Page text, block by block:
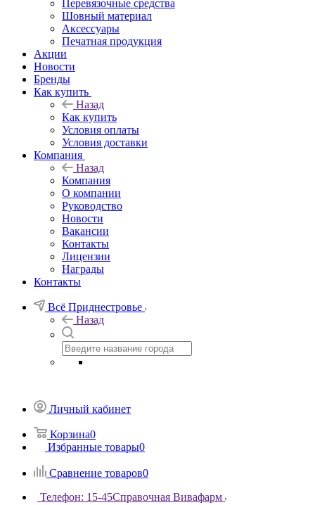
Перевязочные средства
Шовный материал
Аксессуары
Печатная продукция
Акции
Новости
Бренды
Как купить
Назад
Как купить
Условия оплаты
Условия доставки
Компания
Назад
Компания
О компании
Руководство
Новости
Вакансии
Контакты
Лицензии
Награды
Контакты
Всё Приднестровье
Назад
Личный кабинет
Корзина0
Избранные товары0
Сравнение товаров0
Телефон: 15-45Справочная Вивафарм